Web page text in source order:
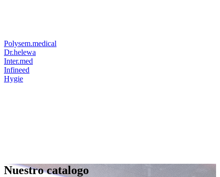
Polysem.medical
Dr.helewa
Inter.med
Infineed
Hygie
Nuestro catalogo